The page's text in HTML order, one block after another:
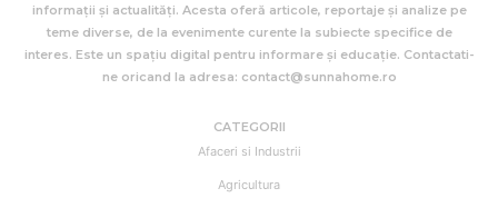
informații și actualități. Acesta oferă articole, reportaje și analize pe
teme diverse, de la evenimente curente la subiecte specifice de
interes. Este un spațiu digital pentru informare și educație. Contactati-
ne oricand la adresa: contact@sunnahome.ro
CATEGORII
Afaceri si Industrii
Agricultura